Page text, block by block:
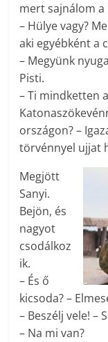
mert sajnálom a
– Hülye vagy?
aki egyébként a
– Megyünk
Pisti.
– Ti mindketten
országon? –
törvénnyel ujjat
Megjött
Sanyi.
Bejön, és
nagyot
csodálkoz
ik.
– És ő
kicsoda? –
– Beszélj vele! –
– Na mi van?